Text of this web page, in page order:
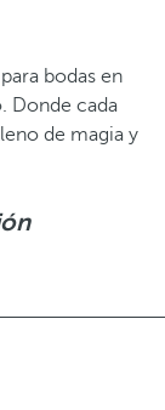
bodas en
Donde cada
de magia y